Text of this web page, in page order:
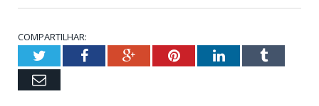
COMPARTILHAR:
TwitterFacebookGoogle+PinterestLinkedInTumblr
Email